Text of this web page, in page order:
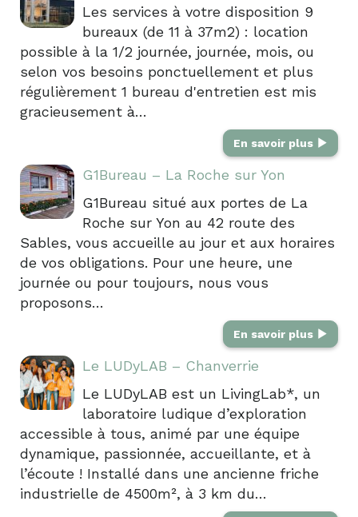
Les services à votre disposition 9
bureaux (de 11 à 37m2) : location
possible à la 1/2 journée, journée, mois, ou
selon vos besoins ponctuellement et plus
régulièrement 1 bureau d'entretien est mis
gracieusement à…
En savoir plus
G1Bureau – La Roche sur Yon
G1Bureau situé aux portes de La
Roche sur Yon au 42 route des
Sables, vous accueille au jour et aux horaires
de vos obligations. Pour une heure, une
journée ou pour toujours, nous vous
proposons…
En savoir plus
Le LUDyLAB – Chanverrie
Le LUDyLAB est un LivingLab*, un
laboratoire ludique d’exploration
accessible à tous, animé par une équipe
dynamique, passionnée, accueillante, et à
l’écoute ! Installé dans une ancienne friche
industrielle de 4500m², à 3 km du…